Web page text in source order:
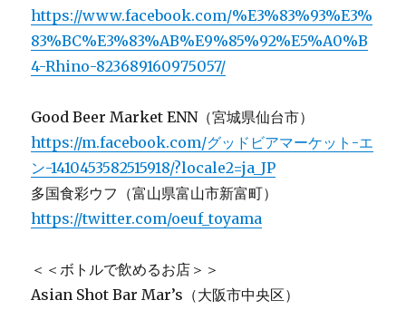
https://www.facebook.com/%E3%83%93%E3%
83%BC%E3%83%AB%E9%85%92%E5%A0%B
4-Rhino-823689160975057/
Good Beer Market ENN（宮城県仙台市）
https://m.facebook.com/グッドビアマーケット-エ
ン-1410453582515918/?locale2=ja_JP
多国食彩ウフ（富山県富山市新富町）
https://twitter.com/oeuf_toyama
＜＜ボトルで飲めるお店＞＞
Asian Shot Bar Mar’s（大阪市中央区）